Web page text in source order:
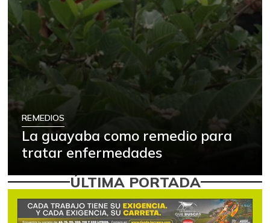
REMEDIOS
La guayaba como remedio para
tratar enfermedades
ÚLTIMA PORTADA